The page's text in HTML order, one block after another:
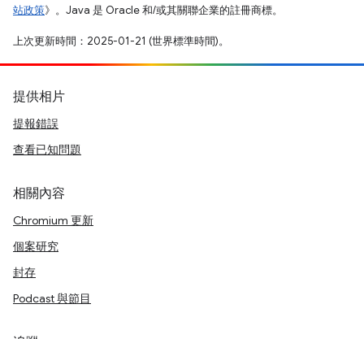
站政策》。Java 是 Oracle 和/或其關聯企業的註冊商標。
上次更新時間：2025-01-21 (世界標準時間)。
提供相片
提報錯誤
查看已知問題
相關內容
Chromium 更新
個案研究
封存
Podcast 與節目